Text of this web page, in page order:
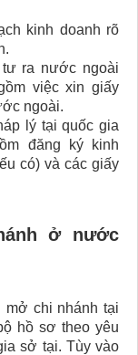
kinh doanh rõ
ra nước ngoài
việc xin giấy
ngoài.
lý tại quốc gia
đăng ký kinh
có) và các giấy
ở nước
mở chi nhánh tại
hồ sơ theo yêu
sở tại. Tùy vào